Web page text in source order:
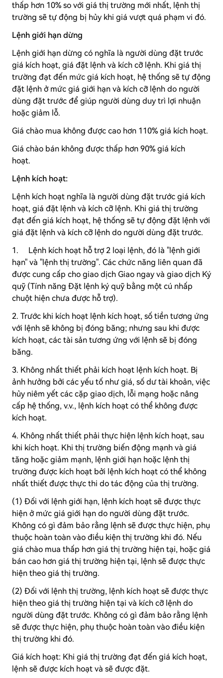
thấp hơn 10% so với giá thị trường mới nhất, lệnh thị
trường sẽ tự động bị hủy khi giá vượt quá phạm vi đó.
Lệnh giới hạn dừng
Lệnh giới hạn dừng có nghĩa là người dùng đặt trước
giá kích hoạt, giá đặt lệnh và kích cỡ lệnh. Khi giá thị
trường đạt đến mức giá kích hoạt, hệ thống sẽ tự động
đặt lệnh ở mức giá giới hạn và kích cỡ lệnh do người
dùng đặt trước để giúp người dùng duy trì lợi nhuận
hoặc giảm lỗ.
Giá chào mua không được cao hơn 110% giá kích hoạt.
Giá chào bán không được thấp hơn 90% giá kích
hoạt.
Lệnh kích hoạt:
Lệnh kích hoạt nghĩa là người dùng đặt trước giá kích
hoạt, giá đặt lệnh và kích cỡ lệnh. Khi giá thị trường
đạt đến giá kích hoạt, hệ thống sẽ tự động đặt lệnh với
giá đặt lệnh và kích cỡ lệnh do người dùng đặt trước.
1.
Lệnh kích hoạt hỗ trợ 2 loại lệnh, đó là "lệnh giới
hạn" và "lệnh thị trường". Các chức năng liên quan đã
được cung cấp cho giao dịch Giao ngay và giao dịch Ký
quỹ (Tính năng Đặt lệnh ký quỹ bằng một cú nhấp
chuột hiện chưa được hỗ trợ).
2. Trước khi kích hoạt lệnh kích hoạt, số tiền tương ứng
với lệnh sẽ không bị đóng băng; nhưng sau khi được
kích hoạt, các tài sản tương ứng với lệnh sẽ bị đóng
băng.
3. Không nhất thiết phải kích hoạt lệnh kích hoạt. Bị
ảnh hưởng bởi các yếu tố như giá, số dư tài khoản, việc
hủy niêm yết các cặp giao dịch, lỗi mạng hoặc nâng
cấp hệ thống, v.v., lệnh kích hoạt có thể không được
kích hoạt.
4. Không nhất thiết phải thực hiện lệnh kích hoạt, sau
khi kích hoạt. Khi thị trường biến động mạnh và giá
tăng hoặc giảm mạnh, lệnh giới hạn hoặc lệnh thị
trường được kích hoạt bởi lệnh kích hoạt có thể không
nhất thiết được thực thi do tác động của thị trường.
(1) Đối với lệnh giới hạn, lệnh kích hoạt sẽ được thực
hiện ở mức giá giới hạn do người dùng đặt trước.
Không có gì đảm bảo rằng lệnh sẽ được thực hiện, phụ
thuộc hoàn toàn vào điều kiện thị trường khi đó. Nếu
giá chào mua thấp hơn giá thị trường hiện tại, hoặc giá
bán cao hơn giá thị trường hiện tại, lệnh sẽ được thực
hiện theo giá thị trường.
(2) Đối với lệnh thị trường, lệnh kích hoạt sẽ được thực
hiện theo giá thị trường hiện tại và kích cỡ lệnh do
người dùng đặt trước. Không có gì đảm bảo rằng lệnh
sẽ được thực hiện, phụ thuộc hoàn toàn vào điều kiện
thị trường khi đó.
Giá kích hoạt: Khi giá thị trường đạt đến giá kích hoạt,
lệnh sẽ được kích hoạt và sẽ được đặt.